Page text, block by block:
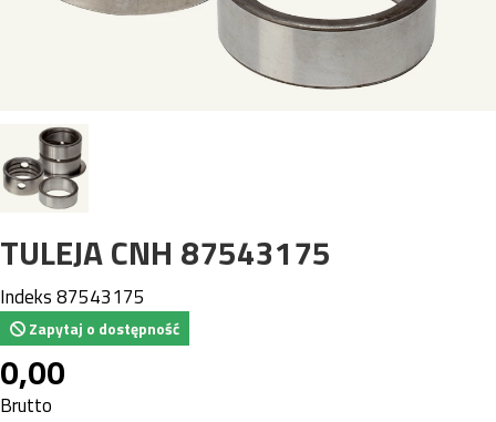
TULEJA CNH 87543175
Indeks87543175
Zapytaj o dostępność
0,00
Brutto